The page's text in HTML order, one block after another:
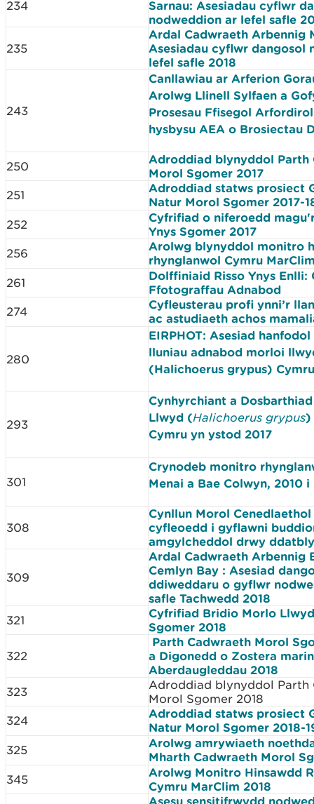
234
Sarnau: Asesiadau cyflwr
nodweddion ar lefel safle
235
Ardal Cadwraeth Arbennig
Asesiadau cyflwr dangosol
lefel safle 2018
243
Canllawiau ar Arferion
Arolwg Llinell Sylfaen a
Prosesau Ffisegol
hysbysu AEA o Brosiectau
250
Adroddiad blynyddol Parth
Morol Sgomer 2017
251
Adroddiad statws prosiect
Natur Morol Sgomer 2017-
252
Cyfrifiad o niferoedd
Ynys Sgomer 2017
256
Arolwg blynyddol monitro
rhynglanwol Cymru
261
Dolffiniaid Risso Ynys Enlli:
Ffotograffau Adnabod
274
Cyfleusterau profi ynni’r
ac astudiaeth achos
280
EIRPHOT: Asesiad
lluniau adnabod morloi
(Halichoerus grypus) Cymru
293
Cynhyrchiant a
Llwyd (Halichoerus grypus)
Cymru yn ystod 2017
301
Crynodeb monitro
Menai a Bae Colwyn, 2010 i
308
Cynllun Morol
cyfleoedd i gyflawni
amgylcheddol drwy
309
Ardal Cadwraeth Arbennig
Cemlyn Bay : Asesiad
ddiweddaru o gyflwr
safle Tachwedd 2018
321
Cyfrifiad Bridio Morlo
Sgomer 2018
322
Parth Cadwraeth Morol
a Digonedd o Zostera
Aberdaugleddau 2018
323
Adroddiad blynyddol Parth
Morol Sgomer 2018
324
Adroddiad statws prosiect
Natur Morol Sgomer 2018-
325
Arolwg amrywiaeth
Mharth Cadwraeth Morol
345
Arolwg Monitro Hinsawdd
Cymru MarClim 2018
Asesu sensitifrwydd